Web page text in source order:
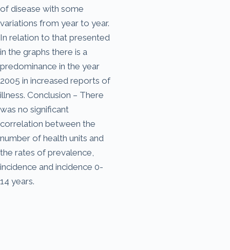
of disease with some
variations from year to year.
In relation to that presented
in the graphs there is a
predominance in the year
2005 in increased reports of
illness. Conclusion – There
was no significant
correlation between the
number of health units and
the rates of prevalence,
incidence and incidence 0-
14 years.